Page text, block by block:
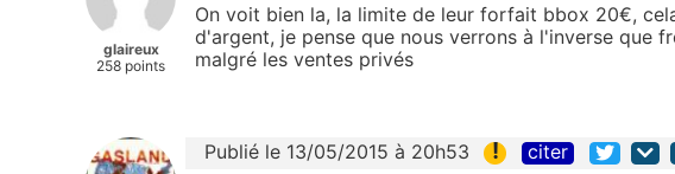
glaireux
258 points
On voit bien la, la limite de leur forfait bbox 20€,
d'argent, je pense que nous verrons à l'inverse que
malgré les ventes privés
Publié le 13/05/2015 à 20h53 ! citer